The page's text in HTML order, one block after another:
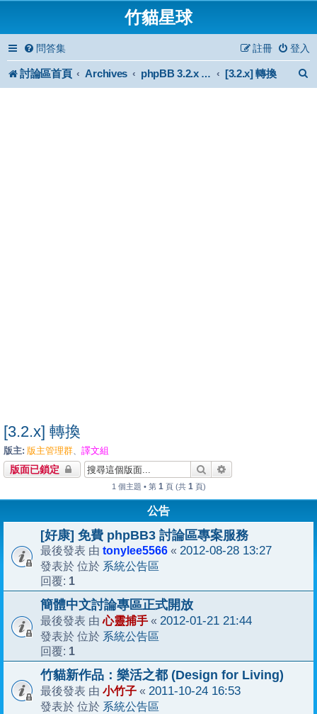
竹貓星球
問答集 登入
註冊
討論區首頁 Archives phpBB 3.2.x Forum Archive [3.2.x] 轉換
[3.2.x] 轉換
版主: 版主管理群、 譯文組
版面已鎖定 搜尋
1 個主題 • 第 1 頁 (共 1 頁)
公告
[好康] 免費 phpBB3 討論區專案服務
最後發表 由 tonylee5566 « 2012-08-28 13:27
發表於 位於 系統公告區
回覆: 1
簡體中文討論專區正式開放
最後發表 由心靈捕手 « 2012-01-21 21:44
發表於 位於 系統公告區
回覆: 1
竹貓新作品：樂活之都 (Design for Living)
最後發表 由 小竹子 « 2011-10-24 16:53
發表於 位於 系統公告區